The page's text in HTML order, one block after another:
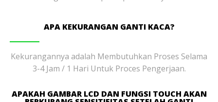
APA KEKURANGAN GANTI KACA?
Kekurangannya adalah Membutuhkan Proses Selama
3-4 Jam / 1 Hari Untuk Proces Pengerjaan.
APAKAH GAMBAR LCD DAN FUNGSI TOUCH AKAN